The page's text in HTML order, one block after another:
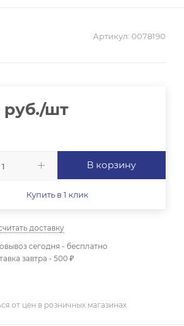
Артикул: 0078190
руб./шт
В корзину
Купить в 1 клик
доставку
сегодня - бесплатно
завтра - 500 ₽
от цен в розничных магазинах